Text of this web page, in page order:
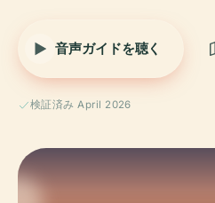
音声ガイドを聴く
検証済み April 2026